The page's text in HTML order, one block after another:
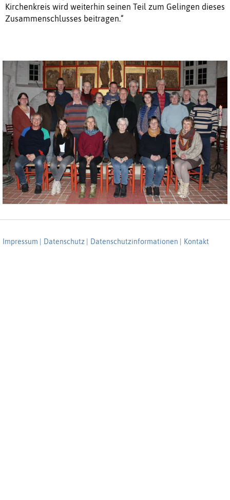
Kirchenkreis wird weiterhin seinen Teil zum Gelingen dieses
Zusammenschlusses beitragen.“
Impressum | Datenschutz | Datenschutzinformationen | Kontakt